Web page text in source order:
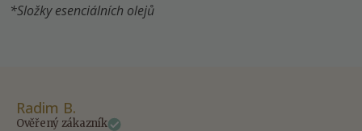
*Složky esenciálních olejů
Radim B.
Ověřený zákazník